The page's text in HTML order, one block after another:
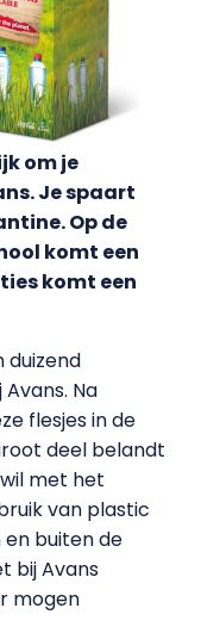
om je
Je spaart
Op de
komt een
komt een
duizend
Na
flesjes in de
deel belandt
met het
van plastic
buiten de
bij Avans
mogen